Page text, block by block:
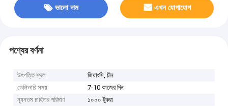
ভালো দাম এখন যোগাযোগ
পণ্যের বর্ণনা
উৎপত্তি স্থল
জিয়াংসি, চীন
ডেলিভারি সময়
7-10 কাজের দিন
ন্যূনতম চাহিদার পরিমাণ
১০০০ টুকরা